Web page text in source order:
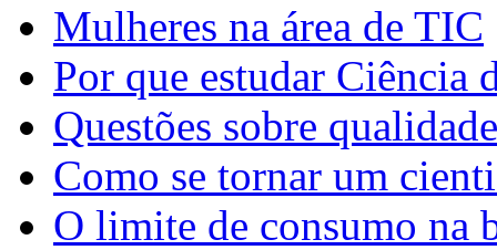
Mulheres na área de TIC
Por que estudar Ciência
Questões sobre
Como se tornar um
O limite de consumo na